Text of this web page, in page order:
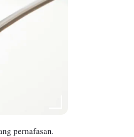
pernafasan.